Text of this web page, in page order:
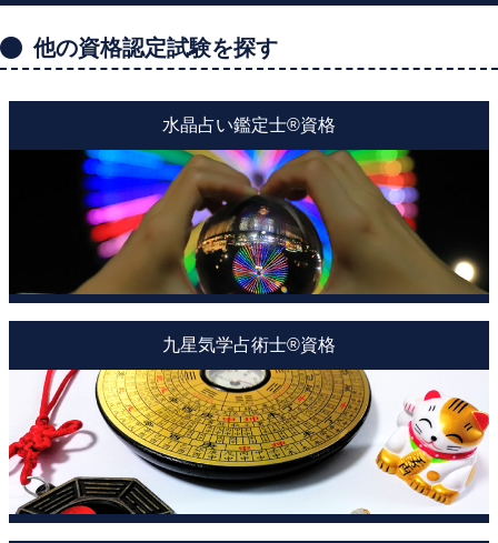
他の資格認定試験を探す
水晶占い鑑定士®資格
九星気学占術士®資格